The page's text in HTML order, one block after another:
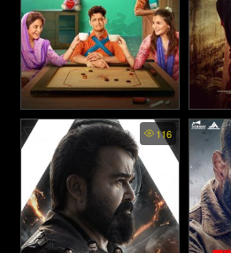
Darlings - ที่รัก (2022)
116